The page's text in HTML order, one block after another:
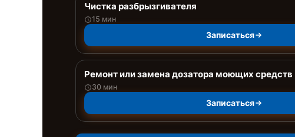
Чистка разбрызгивателя
15 мин
Записаться
Ремонт или замена дозатора моющих средств
30 мин
Записаться